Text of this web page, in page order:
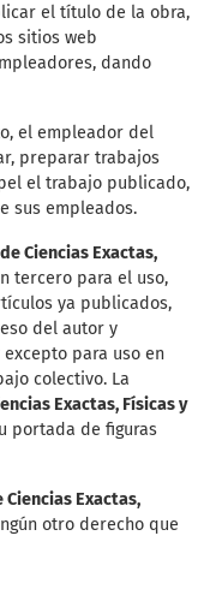
el título de la obra,
sitios web
dando
el empleador del
preparar trabajos
el trabajo publicado,
sus empleados.
Ciencias Exactas,
tercero para el uso,
ya publicados,
del autor y
para uso en
colectivo. La
Exactas, Físicas y
portada de figuras
Exactas,
otro derecho que